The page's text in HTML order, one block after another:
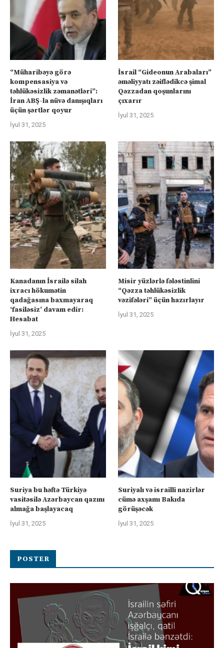
“Müharibəyə görə
kompensasiya və
təhlükəsizlik zəmanətləri”:
İran ABŞ-la nüvə danışıqları
üçün şərtlər qoyur
İyul 31, 2025
İsrail “Gideonun Arabaları”
əməliyyatı zəiflədikcə şimal
Qəzzadan qoşunlarını
çıxarır
İyul 31, 2025
Kanadanın İsrailə silah
ixracı hökumətin
qadağasına baxmayaraq
‘fasiləsiz’ davam edir:
Hesabat
İyul 31, 2025
Misir yüzlərlə fələstinlini
“Qəzza təhlükəsizlik
vəzifələri” üçün hazırlayır
İyul 31, 2025
Suriya bu həftə Türkiyə
vasitəsilə Azərbaycan qazını
almağa başlayacaq
İyul 31, 2025
Suriyalı və israilli nazirlər
cümə axşamı Bakıda
görüşəcək
İyul 31, 2025
POSTER